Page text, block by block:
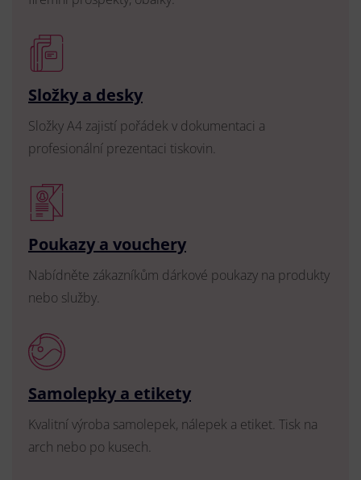
Složky a desky
Složky A4 zajistí pořádek v dokumentaci a
profesionální prezentaci tiskovin.
Poukazy a vouchery
Nabídněte zákazníkům dárkové poukazy na produkty
nebo služby.
Samolepky a etikety
Kvalitní výroba samolepek, nálepek a etiket. Tisk na
arch nebo po kusech.